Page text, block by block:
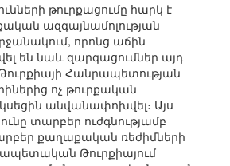
թուրքացումը հարկ է
ազգայնամոլության
որոնց աճին
են նաև զարգացումներ այդ
Թուրքիայի Հանրապետության
ոչ թուրքական
անվանափոխվել։ Այս
տարբեր ուժգնությամբ
քաղաքական ռեժիմների
Թուրքիայում